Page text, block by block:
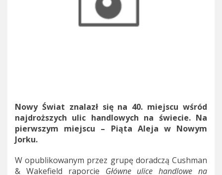
Nowy Świat znalazł się na 40. miejscu wśród
najdroższych ulic handlowych na świecie. Na
pierwszym miejscu – Piąta Aleja w Nowym
Jorku.
W opublikowanym przez grupę doradczą Cushman
& Wakefield raporcie Główne ulice handlowe na